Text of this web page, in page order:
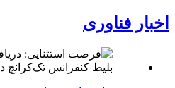
اخبار فناوری